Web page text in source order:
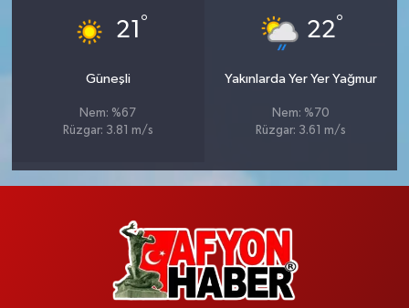
21 °
Güneşli
Nem: %67
Rüzgar: 3.81 m/s
22°
Yakınlarda Yer Yer Yağmur
Nem: %70
Rüzgar: 3.61 m/s